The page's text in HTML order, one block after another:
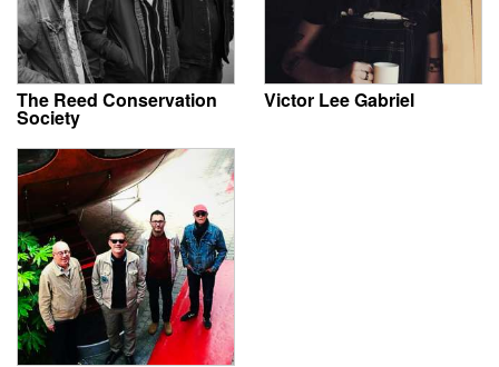
The Reed Conservation
Society
Victor Lee Gabriel